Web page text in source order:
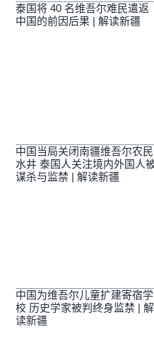
泰国将 40 名维吾尔难民遣返
中国的前因后果 | 解读新疆
中国当局关闭南疆维吾尔农民
水井 泰国人关注境内外国人被
谋杀与监禁 | 解读新疆
中国为维吾尔儿童扩建寄宿学
校 历史学家被判终身监禁 | 解
读新疆